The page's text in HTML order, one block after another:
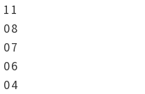
11
08
07
06
04